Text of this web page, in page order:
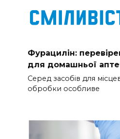
Фурацилін:
для домашньої
Серед засобів для
обробки особливе